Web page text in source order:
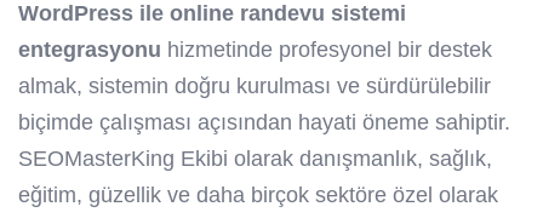
WordPress ile online randevu sistemi
entegrasyonu hizmetinde profesyonel bir destek
almak, sistemin doğru kurulması ve sürdürülebilir
biçimde çalışması açısından hayati öneme sahiptir.
SEOMasterKing Ekibi olarak danışmanlık, sağlık,
eğitim, güzellik ve daha birçok sektöre özel olarak